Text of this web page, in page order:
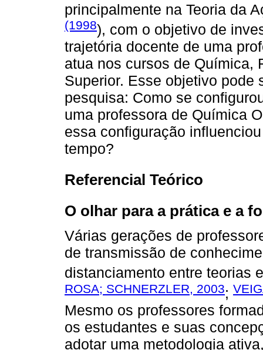
principalmente na Teoria da
(1998), com o objetivo de
trajetória docente de uma
atua nos cursos de Química,
Superior. Esse objetivo pode
pesquisa: Como se
uma professora de Química
essa configuração
tempo?
Referencial Teórico
O olhar para a prática e a
Várias gerações de
de transmissão de
distanciamento entre teorias
ROSA; SCHNERZLER, 2003;
Mesmo os professores
os estudantes e suas
adotar uma metodologia